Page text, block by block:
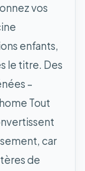
vos
enfants,
le titre. Des
–
Tout
car
de